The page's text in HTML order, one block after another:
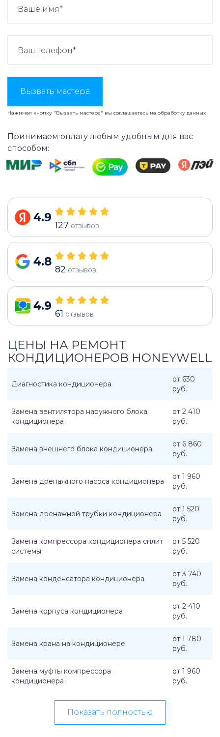
Вызвать мастера
Нажимая кнопку "Вызвать мастера" вы соглашаетесь на обработку данных
Принимаем оплату любым удобным для вас
способом:
4.9
127 отзывов
4.8
82 отзывов
4.9
61 отзывов
ЦЕНЫ НА РЕМОНТ
КОНДИЦИОНЕРОВ HONEYWELL
Диагностика кондиционера
от 630
руб.
Замена вентилятора наружного блока
кондиционера
от 2 410
руб.
Замена внешнего блока кондиционера
от 6 860
руб.
Замена дренажного насоса кондиционера
от 1 960
руб.
Замена дренажной трубки кондиционера
от 1 520
руб.
Замена компрессора кондиционера сплит
системы
от 5 520
руб.
Замена конденсатора кондиционера
от 3 740
руб.
Замена корпуса кондиционера
от 2 410
руб.
Замена крана на кондиционере
от 1 780
руб.
Замена муфты компрессора
кондиционера
от 1 960
руб.
Показать полностью